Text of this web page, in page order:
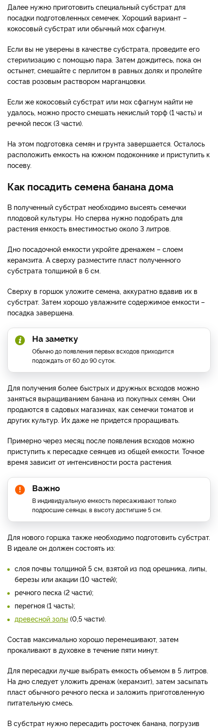
Далее нужно приготовить специальный субстрат для
посадки подготовленных семечек. Хороший вариант –
кокосовый субстрат или обычный мох сфагнум.
Если вы не уверены в качестве субстрата, проведите его
стерилизацию с помощью пара. Затем дождитесь, пока он
остынет, смешайте с перлитом в равных долях и пролейте
состав розовым раствором марганцовки.
Если же кокосовый субстрат или мох сфагнум найти не
удалось, можно просто смешать некислый торф (1 часть) и
речной песок (3 части).
На этом подготовка семян и грунта завершается. Осталось
расположить емкость на южном подоконнике и приступить к
посеву.
Как посадить семена банана дома
В полученный субстрат необходимо высеять семечки
плодовой культуры. Но сперва нужно подобрать для
растения емкость вместимостью около 3 литров.
Дно посадочной емкости укройте дренажем – слоем
керамзита. А сверху разместите пласт полученного
субстрата толщиной в 6 см.
Сверху в горшок уложите семена, аккуратно вдавив их в
субстрат. Затем хорошо увлажните содержимое емкости –
посадка завершена.
На заметку
Обычно до появления первых всходов приходится
подождать от 60 до 90 суток.
Для получения более быстрых и дружных всходов можно
заняться выращиванием банана из покупных семян. Они
продаются в садовых магазинах, как семечки томатов и
других культур. Их даже не придется проращивать.
Примерно через месяц после появления всходов можно
приступить к пересадке сеянцев из общей емкости. Точное
время зависит от интенсивности роста растения.
Важно
В индивидуальную емкость пересаживают только
подросшие сеянцы, в высоту достигшие 5 см.
Для нового горшка также необходимо подготовить субстрат.
В идеале он должен состоять из:
слоя почвы толщиной 5 см, взятой из под орешника, липы,
березы или акации (10 частей);
речного песка (2 части);
перегноя (1 часть);
древесной золы (0,5 части).
Состав максимально хорошо перемешивают, затем
прокаливают в духовке в течение пяти минут.
Для пересадки лучше выбрать емкость объемом в 5 литров.
На дно следует уложить дренаж (керамзит), затем засыпать
пласт обычного речного песка и заложить приготовленную
питательную смесь.
В субстрат нужно пересадить росточек банана, погрузив